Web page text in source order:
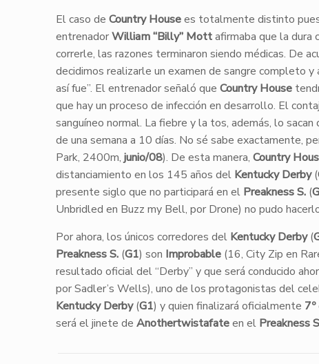
El caso de Country Housees totalmente distinto
entrenadorWilliam “Billy” Mottafirmaba que la dura
correrle, las razones terminaron siendo médicas. De
decidimos realizarle un examen de sangre completo
así fue”. El entrenador señaló que Country House
que hay un proceso de infección en desarrollo. El
sanguíneo normal. La fiebre y la tos, además, lo
de una semana a 10 días. No sé sabe exactamente,
Park, 2400m, junio/08). De esta manera, Country
distanciamiento en los 145 años del Kentucky Derby(
presente siglo que no participará en el Preakness S.(
Unbridled en Buzz my Bell, por Drone) no pudo
Por ahora, los únicos corredores del Kentucky Derby(
Preakness S.(G1) son Improbable(16, City Zip en
resultado oficial del “Derby” y que será conducido
por Sadler’s Wells), uno de los protagonistas del
Kentucky Derby(G1) y quien finalizará oficialmente 7º
será el jinete de Anothertwistafateen el Preakness